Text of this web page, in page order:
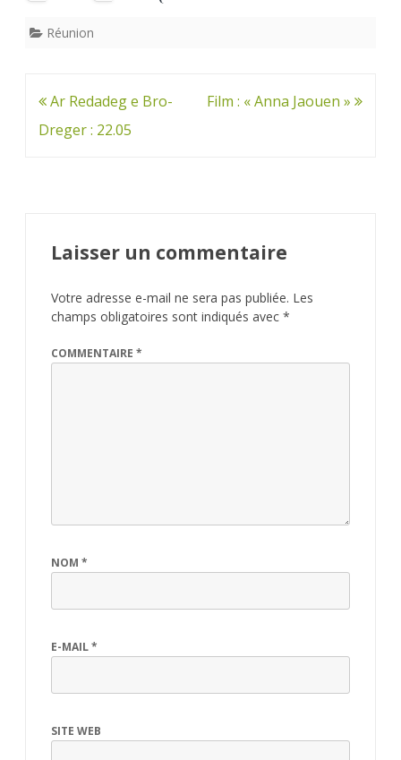
Réunion
Navigation
de
Ar Redadeg e Bro-
Dreger : 22.05
Film : « Anna Jaouen »
Laisser un commentaire
Votre adresse e-mail ne sera pas publiée. Les
champs obligatoires sont indiqués avec *
COMMENTAIRE *
NOM *
E-MAIL*
SITE WEB